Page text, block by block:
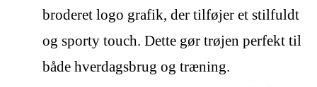
broderet logo grafik, der tilføjer et stilfuldt
og sporty touch. Dette gør trøjen perfekt til
både hverdagsbrug og træning.